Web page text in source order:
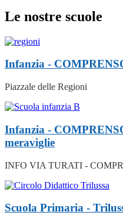
Le nostre scuole
Infanzia -
Piazzale delle Regioni
Infanzia -
meraviglie
INFO VIA TURATI -
Scuola Primaria -